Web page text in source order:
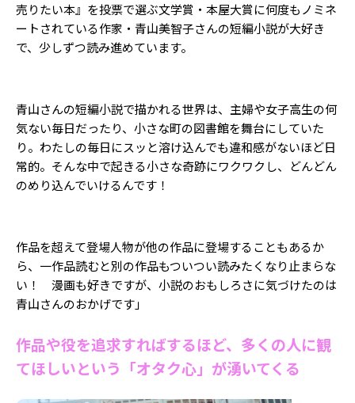
売りたい本』を投票で選ぶ文学賞・本屋大賞に何度もノミネ
ートされている作家・青山美智子さんの短編小説が大好き
で、少しずつ読み進めています。
青山さんの短編小説で描かれる世界は、主婦や女子高生の何
気ない毎日だったり、小さな町の図書館を舞台にしていた
り。わたしの毎日にスッと溶け込んでも違和感がないほど日
常的。そんな中で起きる小さな奇跡にワクワクし、どんどん
のめり込んでいけるんです！
作品を超えて登場人物が他の作品に登場することもあるか
ら、一作品読むと別の作品もついつい読みたくなり止まらな
い！ 漫画も好きですが、小説のおもしろさに気づけたのは
青山さんのおかげです」
作品や役を追求すればするほど、多くの人に観
てほしいという「オタク心」が湧いてくる